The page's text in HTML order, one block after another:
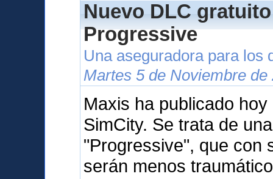
Nuevo DLC
Progressive
Una aseguradora para los
Martes 5 de Noviembre
Maxis ha publicado
SimCity. Se trata de
"Progressive", que con
serán menos